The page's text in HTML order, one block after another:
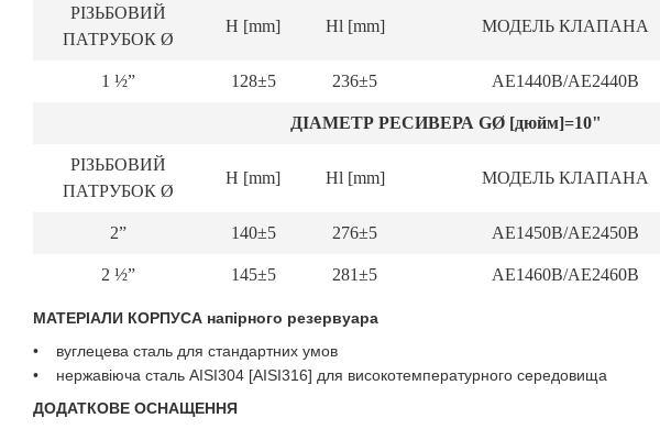
РІЗЬБОВИЙ
ПАТРУБОК Ø
Н [mm] Hl [mm] МОДЕЛЬ КЛАПАНА
1 ½” 128±5 236±5 АЕ1440В/АЕ2440В
ДІАМЕТР РЕСИВЕРА GØ [дюйм]=10"
РІЗЬБОВИЙ
ПАТРУБОК Ø
Н [mm] Hl [mm] МОДЕЛЬ КЛАПАНА
2” 140±5 276±5 АЕ1450В/АЕ2450В
2 ½” 145±5 281±5 АЕ1460В/АЕ2460В
МАТЕРІАЛИ КОРПУСА напірного резервуара
• вуглецева сталь для стандартних умов
• нержавіюча сталь AISI304 [AISI316] для високотемпературного середовища
ДОДАТКОВЕ ОСНАЩЕННЯ